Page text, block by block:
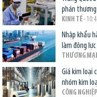
phán thương
KINH TẾ-
Nhập khẩu
làm động lực
THƯƠNG MẠI
Giá kim loại
nhóm kim
CÔNG NGHIỆP